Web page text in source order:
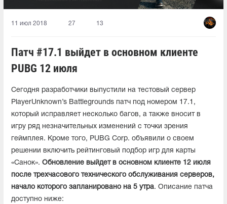
11 июл 2018 27 13
Патч #17.1 выйдет в основном клиенте
PUBG 12 июля
Сегодня разработчики выпустили на тестовый сервер
PlayerUnknown’s Battlegrounds патч под номером 17.1,
который исправляет несколько багов, а также вносит в
игру ряд незначительных изменений с точки зрения
геймплея. Кроме того, PUBG Corp. объявили о своем
решении включить рейтинговый подбор игр для карты
«Санок». Обновление выйдет в основном клиенте 12 июля
после трехчасового технического обслуживания серверов,
начало которого запланировано на 5 утра. Описание патча
доступно ниже: